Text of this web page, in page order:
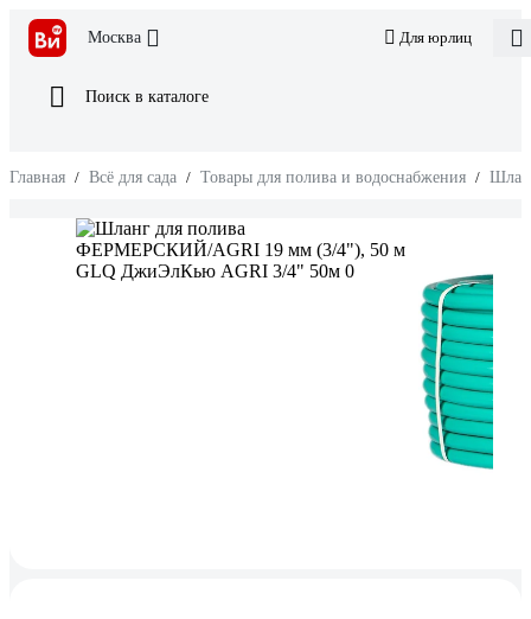
Москва Для юрлиц
Поиск в каталоге
Главная / Всё для сада / Товары для полива и водоснабжения /